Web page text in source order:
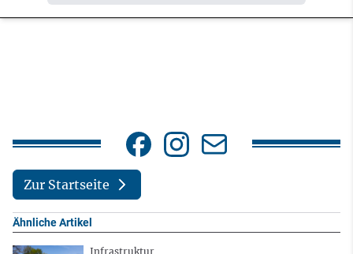
Zur Startseite
Ähnliche Artikel
Infrastruktur